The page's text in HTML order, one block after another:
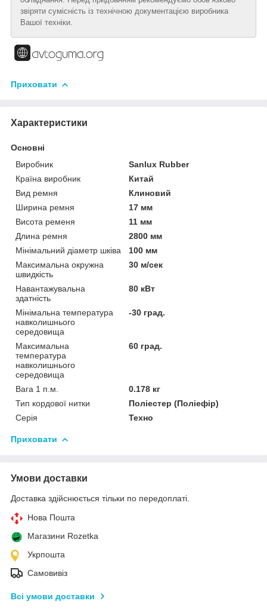
звіряти сумісність із технічною документацією виробника
Вашої техніки.
Приховати
Характеристики
Основні
Виробник
Sanlux Rubber
Країна виробник
Китай
Вид ремня
Клиновий
Ширина ремня
17 мм
Висота ременя
11 мм
Длина ремня
2800 мм
Мінімальний діаметр шківа
100 мм
Максимальна окружна
швидкість
30 м/сек
Навантажувальна
здатність
80 кВт
Мінімальна температура
навколишнього
середовища
-30 град.
Максимальна
температура
навколишнього
середовища
60 град.
Вага 1 п.м.
0.178 кг
Тип кордової нитки
Поліестер (Поліефір)
Серія
Техно
Приховати
Умови доставки
Доставка здійснюється тільки по передоплаті.
Нова Пошта
Магазини Rozetka
Укрпошта
Самовивіз
Всі умови доставки